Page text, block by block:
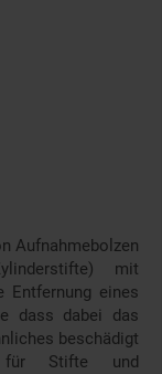
Aufnahmebolzen
mit
Entfernung eines
dass dabei das
beschädigt
für Stifte und